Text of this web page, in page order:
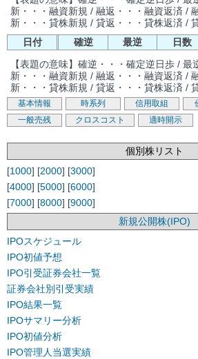
新・・・融資新規 / 融返・・・融資返済 /
新・・・貸株新規 / 貸返・・・貸株返済 /
日付
確逆 最逆 日数
【表題の意味】確逆・・・確定逆日歩 /
新・・・融資新規 / 融返・・・融資返済 /
新・・・貸株新規 / 貸返・・・貸株返済 /
基本情報 時系列 信用取組
一般売残
クロスコスト 適時開示
個別株リスト
[1000] [2000] [3000]
[4000] [5000] [6000]
[7000] [8000] [9000]
新規公開株(IPO)
IPOスケジュール
IPO初値予想
IPO引受証券会社一覧
証券会社別引受実績
IPO結果一覧
IPOサマリー分析
IPO初値分析
IPO管理人当選実績